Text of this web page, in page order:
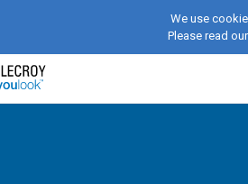
We use
Please read